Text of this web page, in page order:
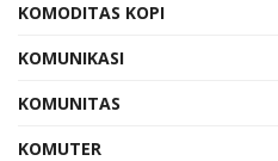
KOMODITAS KOPI
KOMUNIKASI
KOMUNITAS
KOMUTER